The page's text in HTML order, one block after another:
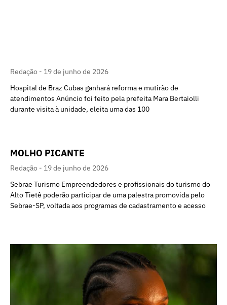
Redação
19 de junho de 2026
Hospital de Braz Cubas ganhará reforma e mutirão de
atendimentos Anúncio foi feito pela prefeita Mara Bertaiolli
durante visita à unidade, eleita uma das 100
MOLHO PICANTE
Redação
19 de junho de 2026
Sebrae Turismo Empreendedores e profissionais do turismo do
Alto Tietê poderão participar de uma palestra promovida pelo
Sebrae-SP, voltada aos programas de cadastramento e acesso